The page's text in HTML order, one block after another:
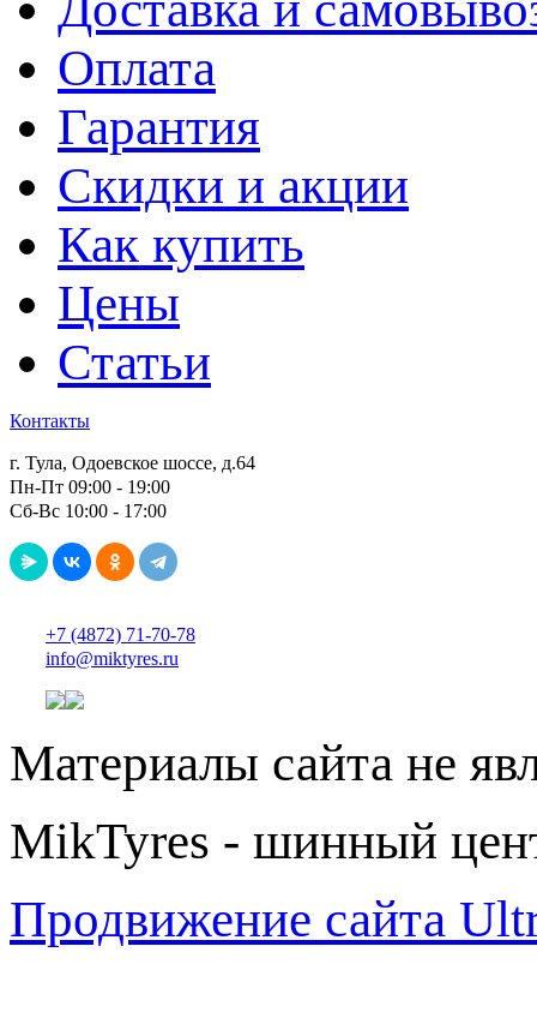
Оплата
Гарантия
Скидки и акции
Как купить
Цены
Статьи
Контакты
г. Тула, Одоевское шоссе, д.64
Пн-Пт 09:00 - 19:00
Сб-Вс 10:00 - 17:00
+7 (4872) 71-70-78
info@miktyres.ru
Материалы сайта не
MikTyres - шинный
Продвижение сайта